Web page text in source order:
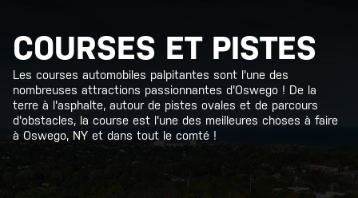
COURSES ET PISTES
Les courses automobiles palpitantes sont l'une des
nombreuses attractions passionnantes d'Oswego ! De la
terre à l'asphalte, autour de pistes ovales et de parcours
d'obstacles, la course est l'une des meilleures choses à faire
à Oswego, NY et dans tout le comté !